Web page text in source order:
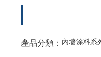
產品分類： 內墻涂料系